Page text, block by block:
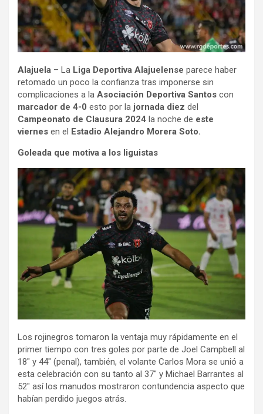
Alajuela – La Liga Deportiva Alajuelense parece haber
retomado un poco la confianza tras imponerse sin
complicaciones a la Asociación Deportiva Santos con
marcador de 4-0 esto por la jornada diez del
Campeonato de Clausura 2024 la noche de este
viernes en el Estadio Alejandro Morera Soto.
Goleada que motiva a los liguistas
Los rojinegros tomaron la ventaja muy rápidamente en el
primer tiempo con tres goles por parte de Joel Campbell al
18″ y 44″ (penal), también, el volante Carlos Mora se unió a
esta celebración con su tanto al 37″ y Michael Barrantes al
52″ así los manudos mostraron contundencia aspecto que
habían perdido juegos atrás.